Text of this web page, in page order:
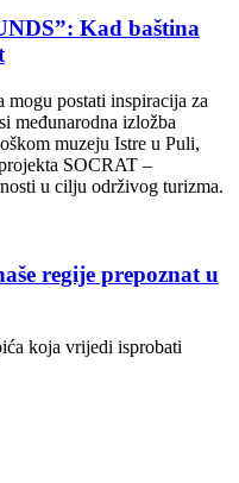
Kad baština
postati inspiracija za
međunarodna izložba
muzeju Istre u Puli,
SOCRAT –
u cilju održivog turizma.
regije prepoznat u
koja vrijedi isprobati